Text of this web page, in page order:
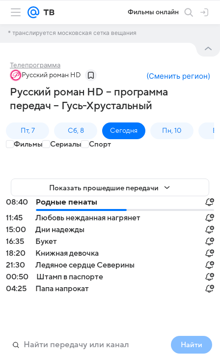
Фильмы онлайн
* транслируется московская сетка вещания
Телепрограмма
Русский роман HD (Сменить регион)
Русский роман HD – программа
передач – Гусь-Хрустальный
Пт, 7 Сб, 8 Сегодня Пн, 10
Фильмы Сериалы Спорт
Показать прошедшие передачи
08:40
Родные пенаты
11:45
Любовь нежданная нагрянет
15:00
Дни надежды
16:35
Букет
18:20
Книжная девочка
21:30
Ледяное сердце Северины
00:50
Штамп в паспорте
04:25
Папа напрокат
Найти